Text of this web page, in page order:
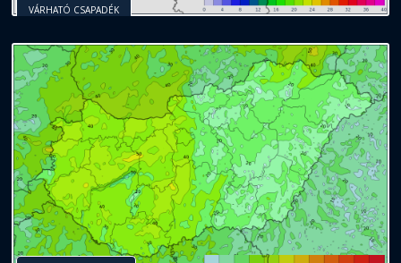
VÁRHATÓ CSAPADÉK